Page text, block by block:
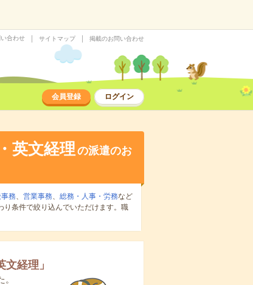
合わせ サイトマップ 掲載のお問い合わせ
会員登録 ログイン
英文経理の派遣のお
務、 営業事務、 総務・人事・労務など
り条件で絞り込んでいただけます。職
文経理 」